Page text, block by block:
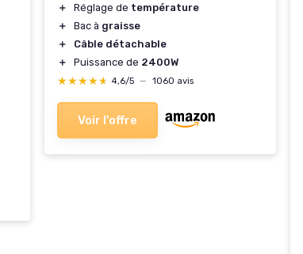
＋
Réglage de température
＋
Bac à graisse
＋
Câble détachable
＋
Puissance de 2400W
★★★★★
★★★★★ 4,6/5 — 1060 avis
Voir l'offre